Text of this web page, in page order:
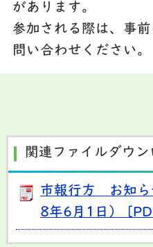
があります。
参加される際は、事
問い合わせください。
関連ファイルダウン
市報行方 お知
8年6月1日）